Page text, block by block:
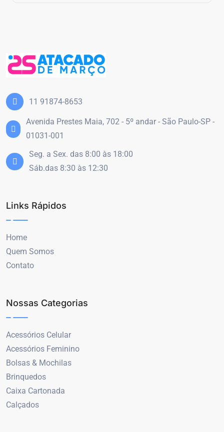
11 91874-8653
Avenida Prestes Maia, 702 - 5º andar - São Paulo-SP -
01031-001
Seg. a Sex. das 8:00 às 18:00
Sáb.das 8:30 às 12:30
Links Rápidos
Home
Quem Somos
Contato
Nossas Categorias
Acessórios Celular
Acessórios Feminino
Bolsas & Mochilas
Brinquedos
Caixa Cartonada
Calçados